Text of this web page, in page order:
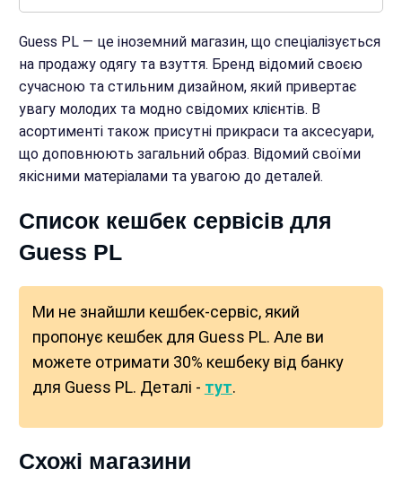
Guess PL — це іноземний магазин, що спеціалізується
на продажу одягу та взуття. Бренд відомий своєю
сучасною та стильним дизайном, який привертає
увагу молодих та модно свідомих клієнтів. В
асортименті також присутні прикраси та аксесуари,
що доповнюють загальний образ. Відомий своїми
якісними матеріалами та увагою до деталей.
Список кешбек сервісів для
Guess PL
Ми не знайшли кешбек-сервіс, який
пропонує кешбек для Guess PL. Але ви
можете отримати 30% кешбеку від банку
для Guess PL. Деталі - тут.
Схожі магазини